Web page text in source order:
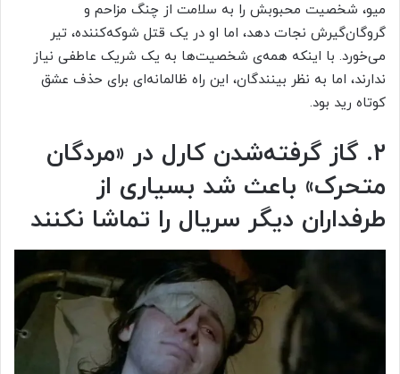
میو، شخصیت محبوبش را به سلامت از چنگ مزاحم و
گروگان‌گیرش نجات دهد، اما او در یک قتل شوکه‌کننده، تیر
می‌خورد. با اینکه همه‌ی شخصیت‌ها به یک شریک عاطفی نیاز
ندارند، اما به نظر بینندگان، این راه ظالمانه‌ای برای حذف عشق
کوتاه رید بود.
۲. گاز گرفته‌شدن کارل در «مردگان
متحرک» باعث شد بسیاری از
طرفداران دیگر سریال را تماشا نکنند